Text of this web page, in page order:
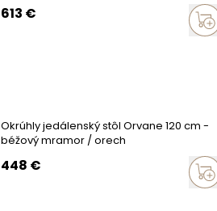
613 €
Okrúhly jedálenský stôl Orvane 120 cm -
béžový mramor / orech
448 €